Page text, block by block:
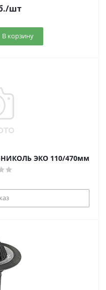
/шт
В корзину
ЭКО 110/470мм